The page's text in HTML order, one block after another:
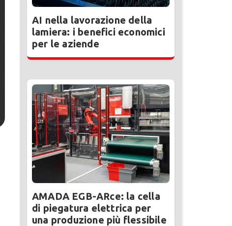
AI nella lavorazione della
lamiera: i benefici economici
per le aziende
AMADA EGB-ARce: la cella
di piegatura elettrica per
una produzione più flessibile